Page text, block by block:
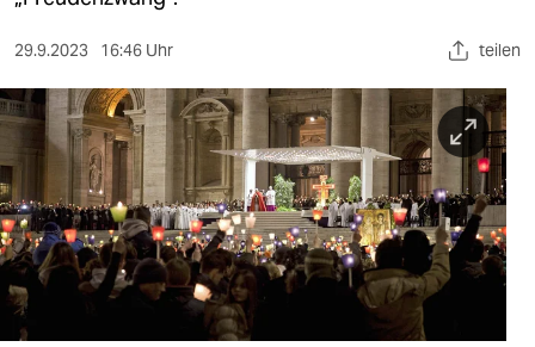
sport
berlin
nord
wahrheit
verlag
verlag
29.9.2023 16:46 Uhr teilen